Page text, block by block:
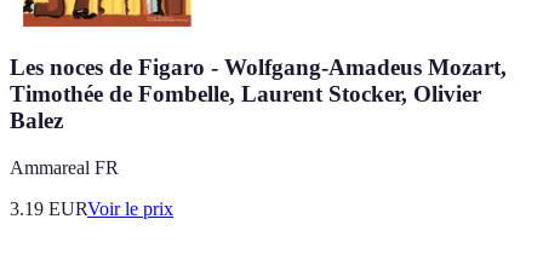
Les noces de Figaro - Wolfgang-Amadeus Mozart,
Timothée de Fombelle, Laurent Stocker, Olivier
Balez
Ammareal FR
3.19 EURVoir le prix